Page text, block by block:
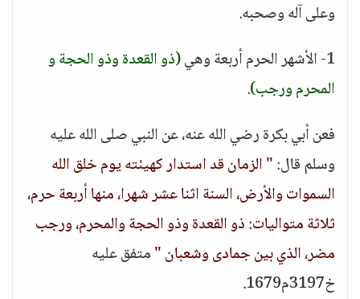
وعلى آله وصحبه.
1- الأشهر الحرم أربعة وهي
(ذو القعدة وذو الحجة و
المحرم ورجب).
فعن أبي بكرة رضي الله عنه، عن النبي صلى الله عليه
وسلم قال:" الزمان قد استدار كهيئته يوم خلق الله
السموات والأرض، السنة اثنا عشر شهرا، منها أربعة حرم،
ثلاثة متواليات: ذو القعدة وذو الحجة والمحرم، ورجب
مضر، الذي بين جمادى وشعبان "متفق عليه
خ3197م1679.